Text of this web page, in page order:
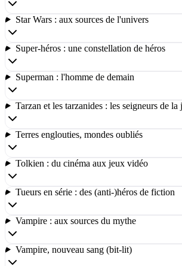
Star Wars : aux sources de l'univers
Super-héros : une constellation de héros
Superman : l'homme de demain
Tarzan et les tarzanides : les seigneurs de la
Terres englouties, mondes oubliés
Tolkien : du cinéma aux jeux vidéo
Tueurs en série : des (anti-)héros de fiction
Vampire : aux sources du mythe
Vampire, nouveau sang (bit-lit)